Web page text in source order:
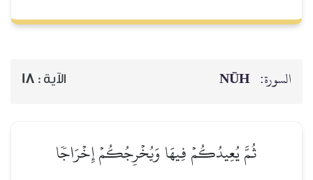
السورة: NŪH الآية : 18
ثُمَّ يُعِيدُكُمۡ فِيهَا وَيُخۡرِجُكُمۡ إِخۡرَاجٗا